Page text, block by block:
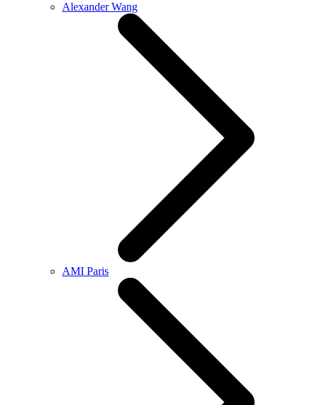
Alexander Wang
AMI Paris